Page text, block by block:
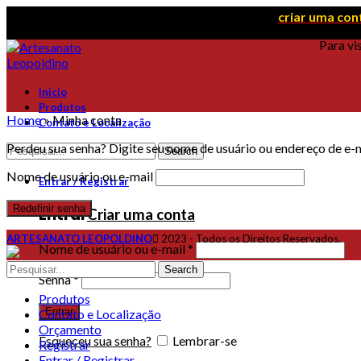
criar uma
Para
Inicio
Produtos
Contato e Localização
Search
Entrar / Registrar
EntrarCriar uma conta
Nome de usuário ou e-mail*
Senha*
Entrar
Esqueceu sua senha? Lembrar-se
Home»Minha conta
Perdeu sua senha? Digite seu nome de usuário ou endereço de
Nome de usuário ou e-mail
Redefinir senha
ARTESANATO LEOPOLDINO 2023 - Todos os Direitos Reservados.
Search
Produtos
Contato e Localização
Orçamento
Registrar